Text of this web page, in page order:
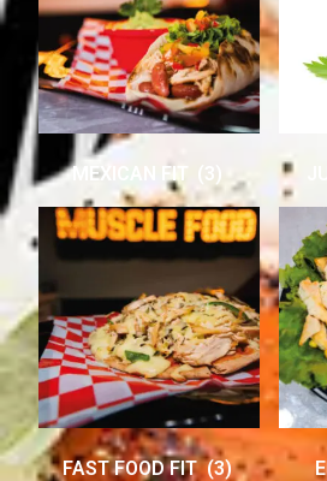
MEXICAN FIT (3)
FAST FOOD FIT(3)